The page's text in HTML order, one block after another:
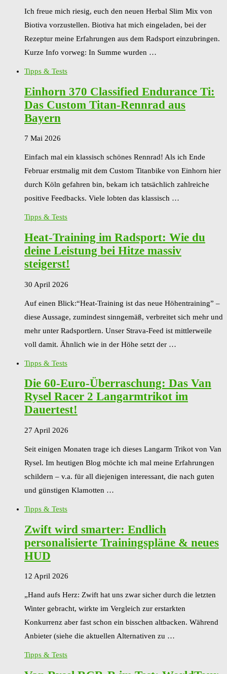
Ich freue mich riesig, euch den neuen Herbal Slim Mix von
Biotiva vorzustellen. Biotiva hat mich eingeladen, bei der
Rezeptur meine Erfahrungen aus dem Radsport einzubringen.
Kurze Info vorweg: In Summe wurden …
Tipps & Tests
Einhorn 370 Classified Endurance Ti:
Das Custom Titan-Rennrad aus
Bayern
7 Mai 2026
Einfach mal ein klassisch schönes Rennrad! Als ich Ende
Februar erstmalig mit dem Custom Titanbike von Einhorn hier
durch Köln gefahren bin, bekam ich tatsächlich zahlreiche
positive Feedbacks. Viele lobten das klassisch …
Tipps & Tests
Heat-Training im Radsport: Wie du
deine Leistung bei Hitze massiv
steigerst!
30 April 2026
Auf einen Blick:“Heat-Training ist das neue Höhentraining” –
diese Aussage, zumindest sinngemäß, verbreitet sich mehr und
mehr unter Radsportlern. Unser Strava-Feed ist mittlerweile
voll damit. Ähnlich wie in der Höhe setzt der …
Tipps & Tests
Die 60-Euro-Überraschung: Das Van
Rysel Racer 2 Langarmtrikot im
Dauertest!
27 April 2026
Seit einigen Monaten trage ich dieses Langarm Trikot von Van
Rysel. Im heutigen Blog möchte ich mal meine Erfahrungen
schildern – v.a. für all diejenigen interessant, die nach guten
und günstigen Klamotten …
Tipps & Tests
Zwift wird smarter: Endlich
personalisierte Trainingspläne & neues
HUD
12 April 2026
„Hand aufs Herz: Zwift hat uns zwar sicher durch die letzten
Winter gebracht, wirkte im Vergleich zur erstarkten
Konkurrenz aber fast schon ein bisschen altbacken. Während
Anbieter (siehe die aktuellen Alternativen zu …
Tipps & Tests